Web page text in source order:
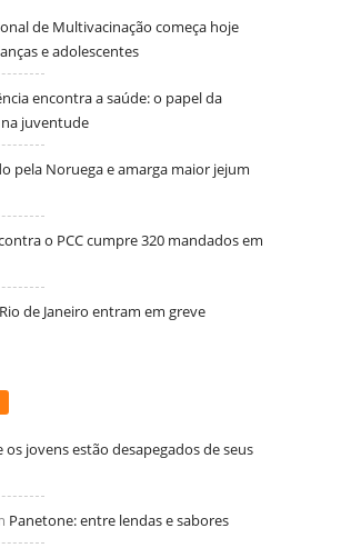
de Multivacinação começa hoje
e adolescentes
encontra a saúde: o papel da
juventude
pela Noruega e amarga maior jejum
o PCC cumpre 320 mandados em
de Janeiro entram em greve
os jovens estão desapegados de seus
Panetone: entre lendas e sabores